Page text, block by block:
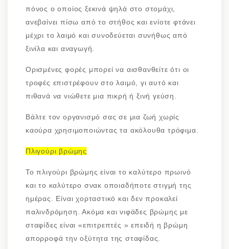
πόνος ο οποίος ξεκινά ψηλά στο στομάχι,
ανεβαίνει πίσω από το στήθος και ενίοτε φτάνει
μέχρι το λαιμό και συνοδεύεται συνήθως από
ξινίλα και αναγωγή.
Ορισμένες φορές μπορεί να αισθανθείτε ότι οι
τροφές επιστρέφουν στο λαιμό, γι αυτό και
πιθανά να νιώθετε μια πικρή ή ξινή γεύση.
Βάλτε τον οργανισμό σας σε μια ζωή χωρίς
καούρα χρησιμοποιώντας τα ακόλουθα τρόφιμα.
Πλιγούρι βρώμης
Το πλιγούρι βρώμης είναι το καλύτερο πρωινό
και το καλύτερο σνακ οποιαδήποτε στιγμή της
ημέρας. Είναι χορταστικό και δεν προκαλεί
παλινδρόμηση. Ακόμα και νιφάδες βρώμης με
σταφίδες είναι «επιτρεπτές » επειδή η βρώμη
απορροφά την οξύτητα της σταφίδας.